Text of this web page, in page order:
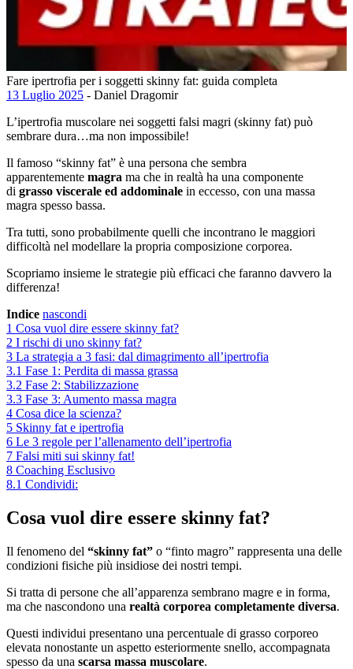
Fare ipertrofia per i soggetti skinny fat: guida completa
13 Luglio 2025 - Daniel Dragomir
L’ipertrofia muscolare nei soggetti falsi magri (skinny fat) può
sembrare dura…ma non impossibile!
Il famoso “skinny fat” è una persona che sembra
apparentemente magra ma che in realtà ha una componente
di grasso viscerale ed addominale in eccesso, con una massa
magra spesso bassa.
Tra tutti, sono probabilmente quelli che incontrano le maggiori
difficoltà nel modellare la propria composizione corporea.
Scopriamo insieme le strategie più efficaci che faranno davvero la
differenza!
Indice nascondi
1 Cosa vuol dire essere skinny fat?
2 I rischi di uno skinny fat?
3 La strategia a 3 fasi: dal dimagrimento all’ipertrofia
3.1 Fase 1: Perdita di massa grassa
3.2 Fase 2: Stabilizzazione
3.3 Fase 3: Aumento massa magra
4 Cosa dice la scienza?
5 Skinny fat e ipertrofia
6 Le 3 regole per l’allenamento dell’ipertrofia
7 Falsi miti sui skinny fat!
8 Coaching Esclusivo
8.1 Condividi:
Cosa vuol dire essere skinny fat?
Il fenomeno del “skinny fat” o “finto magro” rappresenta una delle
condizioni fisiche più insidiose dei nostri tempi.
Si tratta di persone che all’apparenza sembrano magre e in forma,
ma che nascondono una realtà corporea completamente diversa.
Questi individui presentano una percentuale di grasso corporeo
elevata nonostante un aspetto esteriormente snello, accompagnata
spesso da una scarsa massa muscolare.